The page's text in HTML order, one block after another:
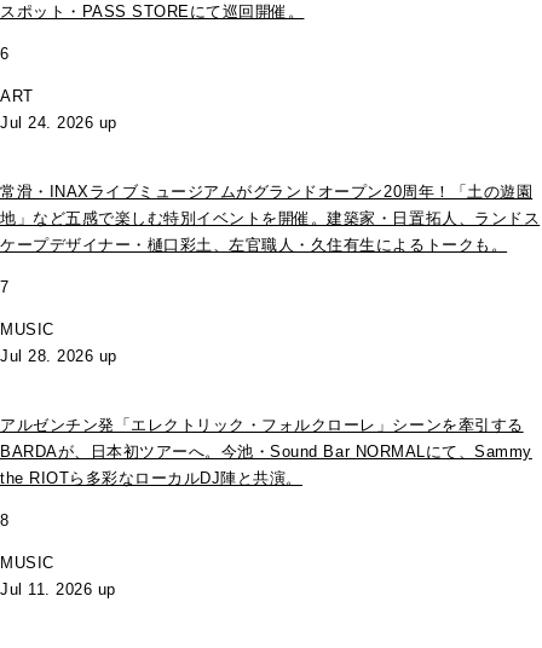
スポット・PASS STOREにて巡回開催。
6
ART
Jul 24. 2026 up
常滑・INAXライブミュージアムがグランドオープン20周年！「土の遊園
地」など五感で楽しむ特別イベントを開催。建築家・日置拓人、ランドス
ケープデザイナー・樋口彩土、左官職人・久住有生によるトークも。
7
MUSIC
Jul 28. 2026 up
アルゼンチン発「エレクトリック・フォルクローレ」シーンを牽引する
BARDAが、日本初ツアーへ。今池・Sound Bar NORMALにて、Sammy
the RIOTら多彩なローカルDJ陣と共演。
8
MUSIC
Jul 11. 2026 up